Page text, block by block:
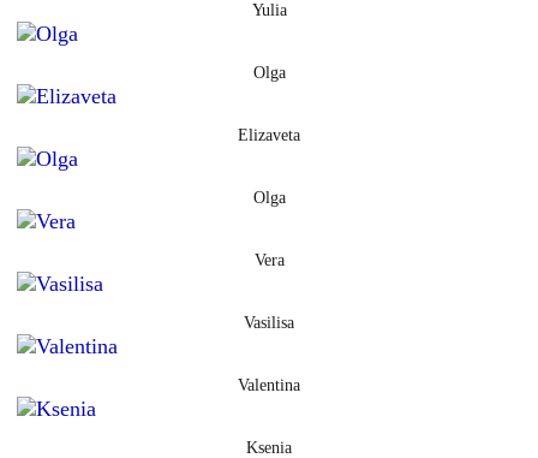
Yulia
Olga
Elizaveta
Olga
Vera
Vasilisa
Valentina
Ksenia